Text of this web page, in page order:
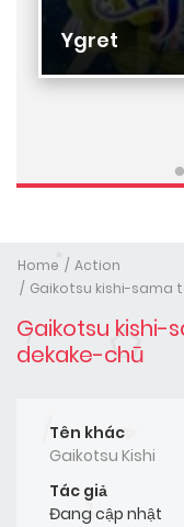
Ygret
Home
Action
Gaikotsu kishi-sama
Gaikotsu kishi-
dekake-chū
Tên khác
Gaikotsu Kishi
Tác giả
Đang cập nhật